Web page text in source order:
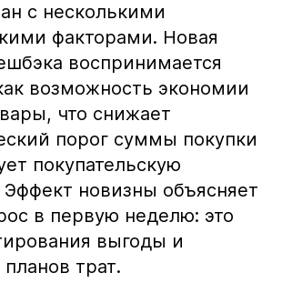
с несколькими
факторами. Новая
воспринимается
возможность экономии
что снижает
порог суммы покупки
покупательскую
Эффект новизны объясняет
в первую неделю: это
выгоды и
трат.